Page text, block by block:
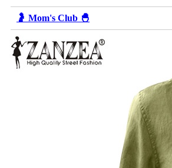
🤰 Mom's Club 🐣